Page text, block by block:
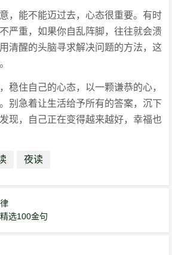
，能不能迈过去，心态很重要。有时
严重，如果你自乱阵脚，往往就会溃
清醒的头脑寻求解决问题的方法，这
稳住自己的心态，以一颗谦恭的心，
别急着让生活给予所有的答案，沉下
现，自己正在变得越来越好，幸福也
夜读
选100金句